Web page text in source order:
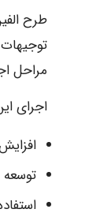
طرح
مراحل اجرائی آن در
اجرای